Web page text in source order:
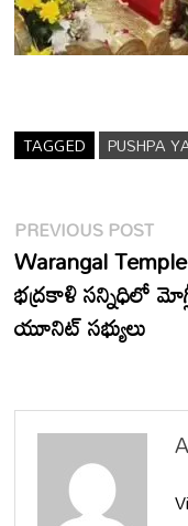
TAGGED PUSHPA
Post
navigation
PREVIOUS POST
Warangal
భద్రకాళి సన్నిధిలో
యూనిట్ సభ్యులు